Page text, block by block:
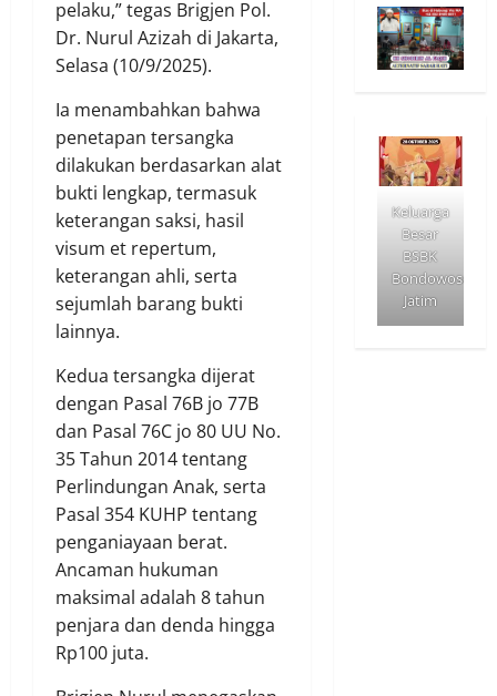
pelaku,” tegas Brigjen Pol.
Dr. Nurul Azizah di Jakarta,
Selasa (10/9/2025).
Ia menambahkan bahwa
penetapan tersangka
dilakukan berdasarkan alat
bukti lengkap, termasuk
keterangan saksi, hasil
visum et repertum,
keterangan ahli, serta
sejumlah barang bukti
lainnya.
Kedua tersangka dijerat
dengan Pasal 76B jo 77B
dan Pasal 76C jo 80 UU No.
35 Tahun 2014 tentang
Perlindungan Anak, serta
Pasal 354 KUHP tentang
penganiayaan berat.
Ancaman hukuman
maksimal adalah 8 tahun
penjara dan denda hingga
Rp100 juta.
Keluarga
Besar
BSBK
Bondowoso
Jatim